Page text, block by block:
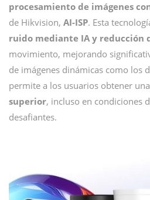
procesamiento de imágenes
de Hikvision, AI-ISP. Esta
ruido mediante IA y reducción
movimiento, mejorando
de imágenes dinámicas como los
permite a los usuarios obtener una
superior, incluso en condiciones
desafiantes.